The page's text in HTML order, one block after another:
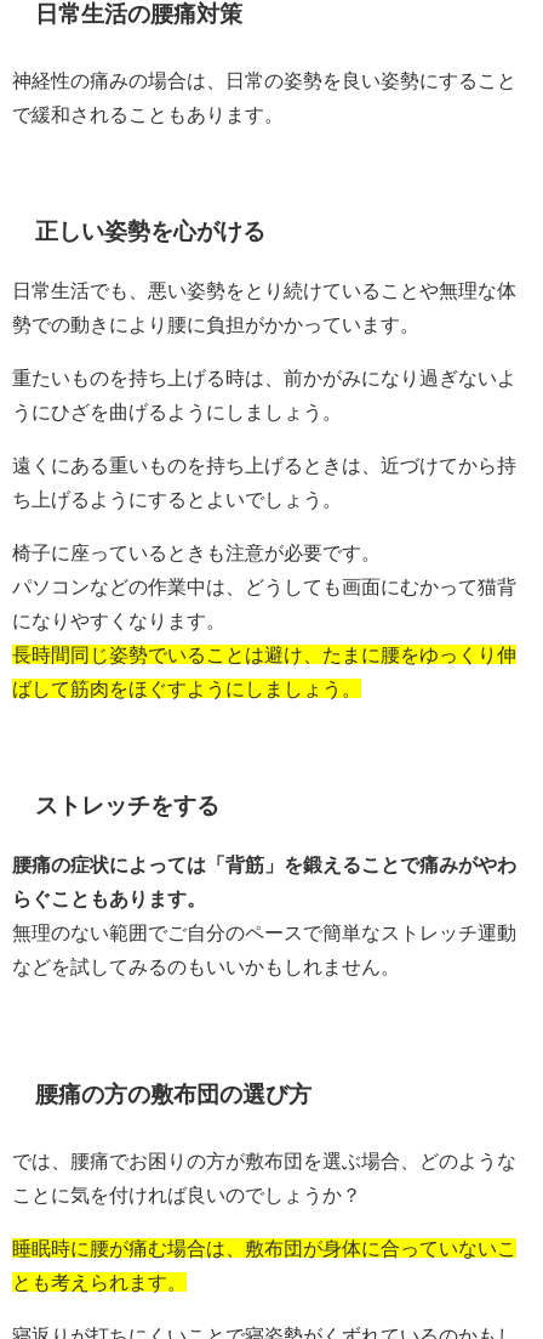
日常生活の腰痛対策
神経性の痛みの場合は、日常の姿勢を良い姿勢にすること
で緩和されることもあります。
正しい姿勢を心がける
日常生活でも、悪い姿勢をとり続けていることや無理な体
勢での動きにより腰に負担がかかっています。
重たいものを持ち上げる時は、前かがみになり過ぎないよ
うにひざを曲げるようにしましょう。
遠くにある重いものを持ち上げるときは、近づけてから持
ち上げるようにするとよいでしょう。
椅子に座っているときも注意が必要です。
パソコンなどの作業中は、どうしても画面にむかって猫背
になりやすくなります。
長時間同じ姿勢でいることは避け、たまに腰をゆっくり伸
ばして筋肉をほぐすようにしましょう。
ストレッチをする
腰痛の症状によっては「背筋」を鍛えることで痛みがやわ
らぐこともあります。
無理のない範囲でご自分のペースで簡単なストレッチ運動
などを試してみるのもいいかもしれません。
腰痛の方の敷布団の選び方
では、腰痛でお困りの方が敷布団を選ぶ場合、どのような
ことに気を付ければ良いのでしょうか？
睡眠時に腰が痛む場合は、敷布団が身体に合っていないこ
とも考えられます。